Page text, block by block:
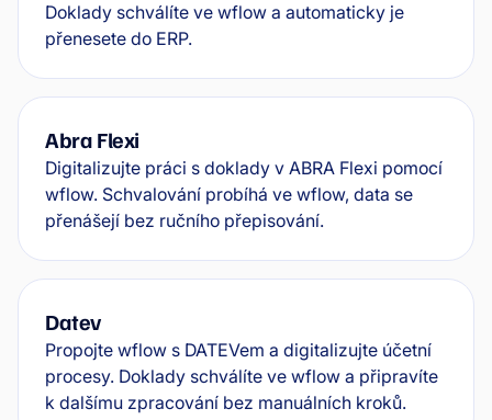
Doklady schválíte ve wflow a automaticky je
přenesete do ERP.
Abra Flexi
Digitalizujte práci s doklady v ABRA Flexi pomocí
wflow. Schvalování probíhá ve wflow, data se
přenášejí bez ručního přepisování.
Datev
Propojte wflow s DATEVem a digitalizujte účetní
procesy. Doklady schválíte ve wflow a připravíte
k dalšímu zpracování bez manuálních kroků.